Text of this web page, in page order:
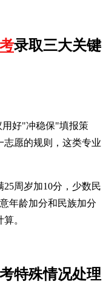
录取三大关键
用好"冲稳保"填报策
愿的规则，这类专业
周岁加10分，少数民
年龄加分和民族加分
。
特殊情况处理